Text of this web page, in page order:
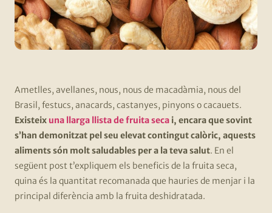
Ametlles, avellanes, nous, nous de macadàmia, nous del
Brasil, festucs, anacards, castanyes, pinyons o cacauets.
Existeix una llarga llista de fruita seca i, encara que sovint
s’han demonitzat pel seu elevat contingut calòric, aquests
aliments són molt saludables per a la teva salut. En el
següent post t’expliquem els beneficis de la fruita seca,
quina és la quantitat recomanada que hauries de menjar i la
principal diferència amb la fruita deshidratada.